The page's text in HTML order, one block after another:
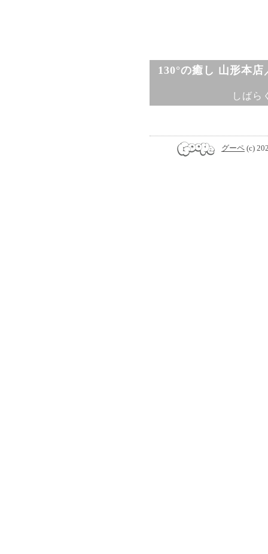
130°の癒し 山形本
しばら
グーペ (c)